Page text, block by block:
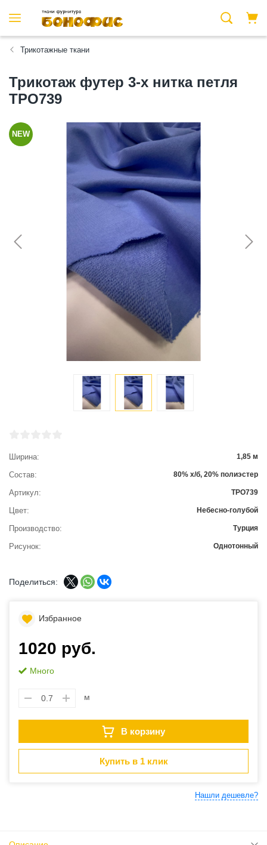
Трикотажные ткани
Трикотаж футер 3-х нитка петля
ТРО739
NEW
Ширина 1,85 м
Состав 80% х/б, 20% полиэстер
Артикул ТРО739
Цвет Небесно-голубой
Производство Турция
Рисунок Однотонный
Поделиться:
Избранное
1020 руб.
Много
м
В корзину
Купить в 1 клик
Нашли дешевле?